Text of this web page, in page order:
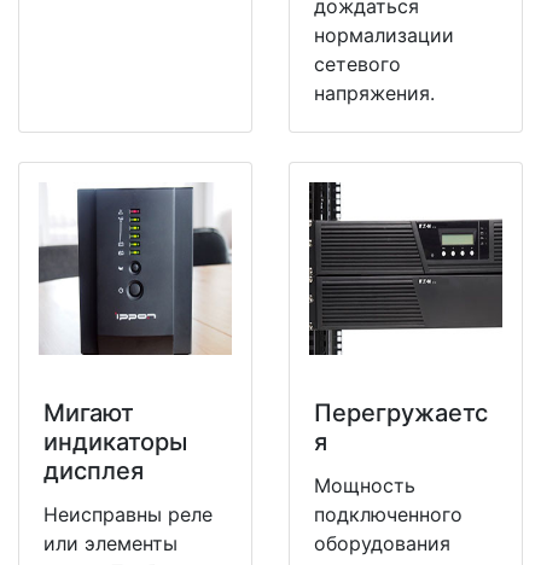
дождаться
нормализации
сетевого
напряжения.
Мигают
индикаторы
дисплея
Неисправны реле
или элементы
Перегружаетс
я
Мощность
подключенного
оборудования